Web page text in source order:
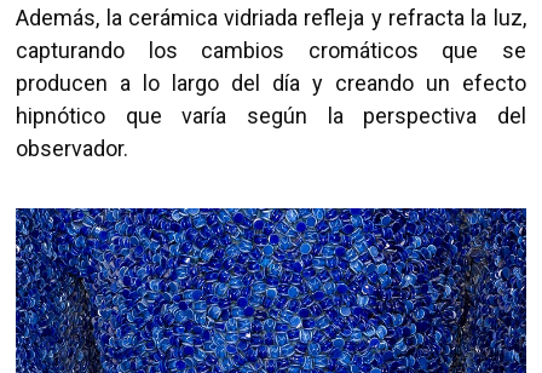
Además, la cerámica vidriada refleja y refracta la luz,
capturando los cambios cromáticos que se
producen a lo largo del día y creando un efecto
hipnótico que varía según la perspectiva del
observador.